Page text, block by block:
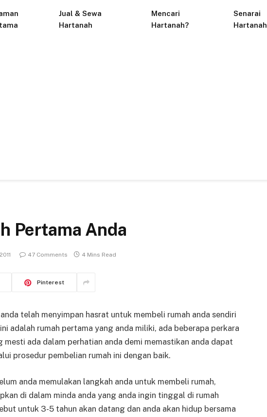
Jual & Sewa
Hartanah
Mencari
Hartanah?
Senarai
Hartanah
Pertama Anda
47 Comments 4 Mins Read
Pinterest
telah menyimpan hasrat untuk membeli rumah anda sendiri
adalah rumah pertama yang anda miliki, ada beberapa perkara
mesti ada dalam perhatian anda demi memastikan anda dapat
prosedur pembelian rumah ini dengan baik.
anda memulakan langkah anda untuk membeli rumah,
di dalam minda anda yang anda ingin tinggal di rumah
untuk 3-5 tahun akan datang dan anda akan hidup bersama